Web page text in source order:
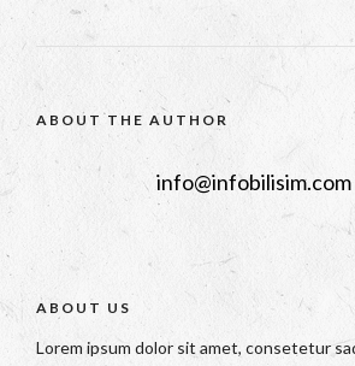
ABOUT THE AUTHOR
info@infobilisim.com
ABOUT US
Lorem ipsum dolor sit amet, consetetur